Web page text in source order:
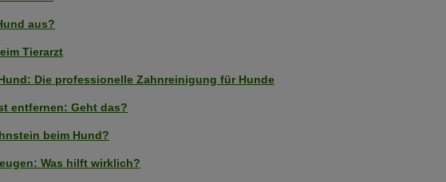
aus?
Tierarzt
Die professionelle Zahnreinigung für Hunde
entfernen: Geht das?
beim Hund?
Was hilft wirklich?